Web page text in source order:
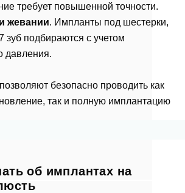
требует повышенной точности.
жевании. Импланты под шестерки,
зуб подбираются с учетом
давления.
безопасно проводить как
так и полную имплантацию
об имплантах на